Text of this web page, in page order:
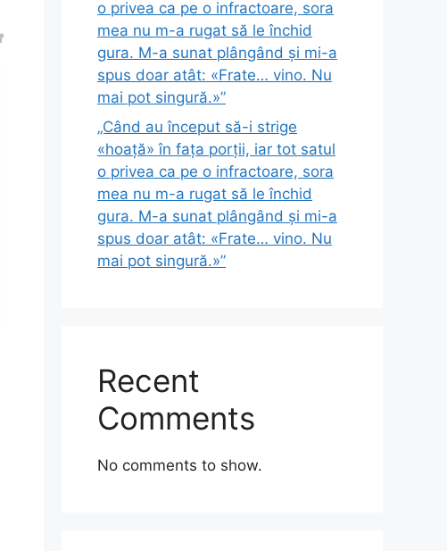
o privea ca pe o infractoare, sora
mea nu m-a rugat să le închid
gura. M-a sunat plângând și mi-a
spus doar atât: «Frate… vino. Nu
mai pot singură.»”
„Când au început să-i strige
«hoață» în fața porții, iar tot satul
o privea ca pe o infractoare, sora
mea nu m-a rugat să le închid
gura. M-a sunat plângând și mi-a
spus doar atât: «Frate… vino. Nu
mai pot singură.»”
Recent
Comments
No comments to show.